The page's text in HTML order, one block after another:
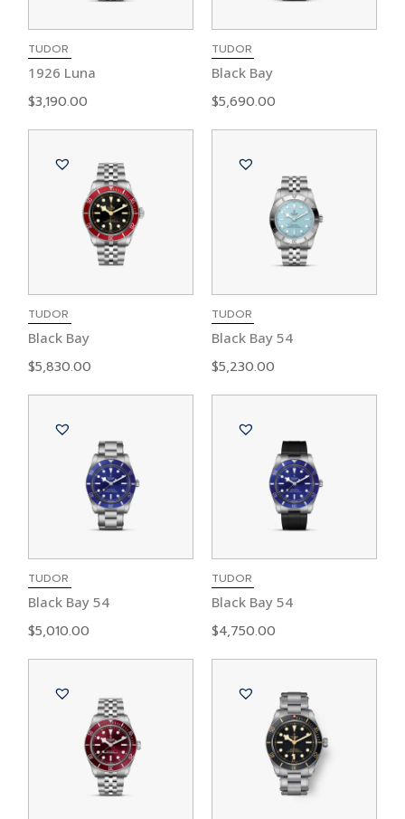
TUDOR
1926 Luna
$3,190.00
TUDOR
Black Bay
$5,690.00
TUDOR
Black Bay
$5,830.00
TUDOR
Black Bay 54
$5,230.00
TUDOR
Black Bay 54
$5,010.00
TUDOR
Black Bay 54
$4,750.00